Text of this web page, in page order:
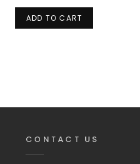
ADD TO CART
CONTACT US